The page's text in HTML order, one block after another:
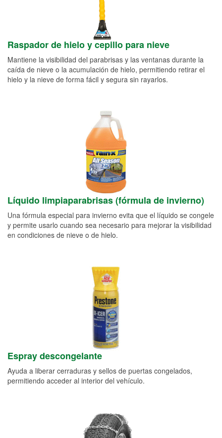
Raspador de hielo y cepillo para nieve
Mantiene la visibilidad del parabrisas y las ventanas durante la
caída de nieve o la acumulación de hielo, permitiendo retirar el
hielo y la nieve de forma fácil y segura sin rayarlos.
Líquido limpiaparabrisas (fórmula de invierno)
Una fórmula especial para invierno evita que el líquido se congele
y permite usarlo cuando sea necesario para mejorar la visibilidad
en condiciones de nieve o de hielo.
Espray descongelante
Ayuda a liberar cerraduras y sellos de puertas congelados,
permitiendo acceder al interior del vehículo.